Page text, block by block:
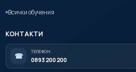
Всички обучения
КОНТАКТИ
☎ ТЕЛЕФОН
0893 200 200